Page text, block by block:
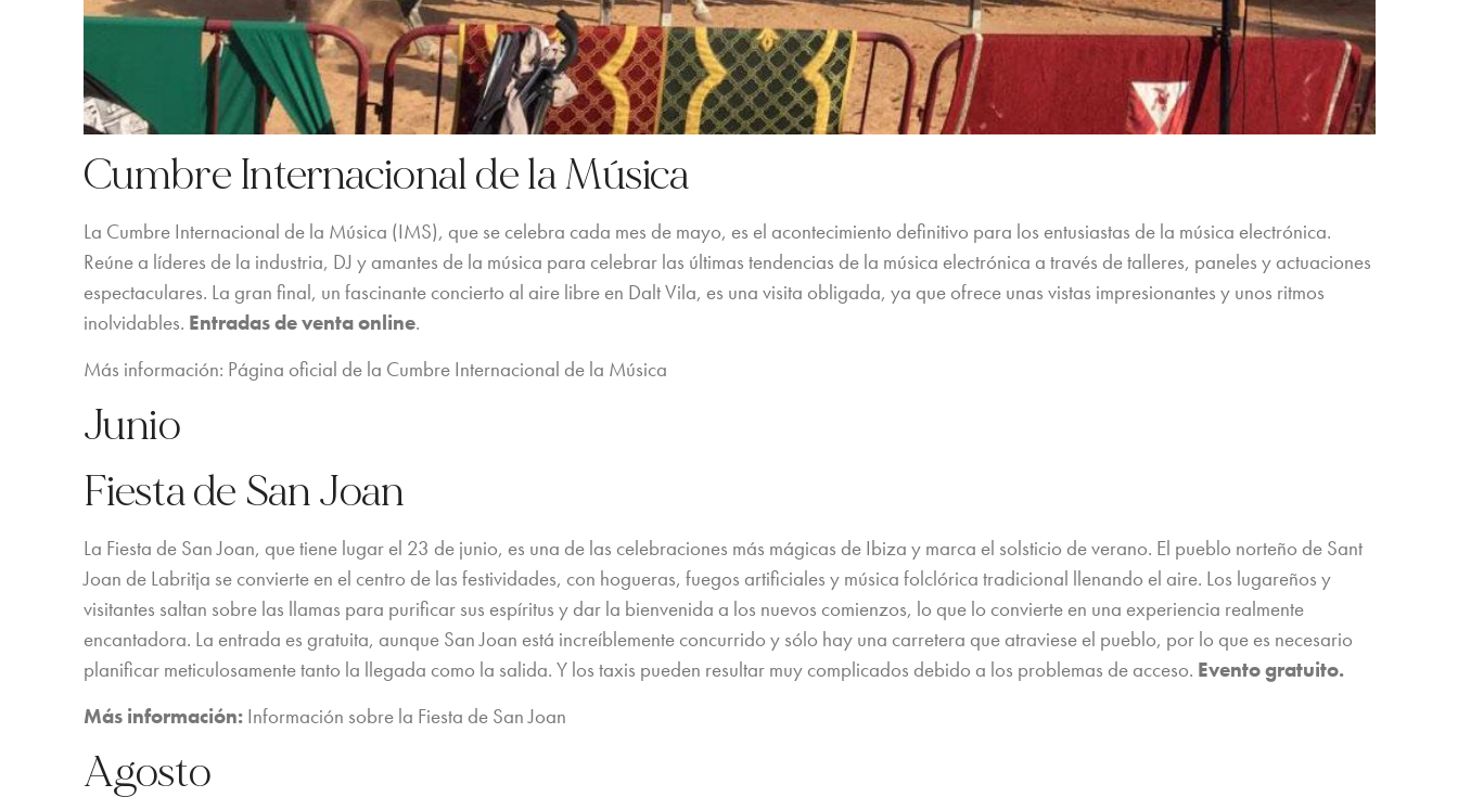
Cumbre Internacional de la Música
La Cumbre Internacional de la Música (IMS), que se celebra cada mes de mayo, es el acontecimiento definitivo para los entusiastas de la música electrónica.
Reúne a líderes de la industria, DJ y amantes de la música para celebrar las últimas tendencias de la música electrónica a través de talleres, paneles y actuaciones
espectaculares. La gran final, un fascinante concierto al aire libre en Dalt Vila, es una visita obligada, ya que ofrece unas vistas impresionantes y unos ritmos
inolvidables. Entradas de venta online.
Más información: Página oficial de la Cumbre Internacional de la Música
Junio
Fiesta de San Joan
La Fiesta de San Joan, que tiene lugar el 23 de junio, es una de las celebraciones más mágicas de Ibiza y marca el solsticio de verano. El pueblo norteño de Sant
Joan de Labritja se convierte en el centro de las festividades, con hogueras, fuegos artificiales y música folclórica tradicional llenando el aire. Los lugareños y
visitantes saltan sobre las llamas para purificar sus espíritus y dar la bienvenida a los nuevos comienzos, lo que lo convierte en una experiencia realmente
encantadora. La entrada es gratuita, aunque San Joan está increíblemente concurrido y sólo hay una carretera que atraviese el pueblo, por lo que es necesario
planificar meticulosamente tanto la llegada como la salida. Y los taxis pueden resultar muy complicados debido a los problemas de acceso. Evento gratuito.
Más información:Información sobre la Fiesta de San Joan
Agosto